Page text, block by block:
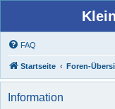
FAQ
Startseite Foren-
Information